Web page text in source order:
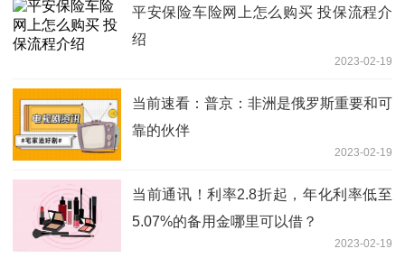
平安保险车险网上怎么购买 投保流程介
绍
2023-02-19
当前速看：普京：非洲是俄罗斯重要和可
靠的伙伴
2023-02-19
当前通讯！利率2.8折起，年化利率低至
5.07%的备用金哪里可以借？
2023-02-19